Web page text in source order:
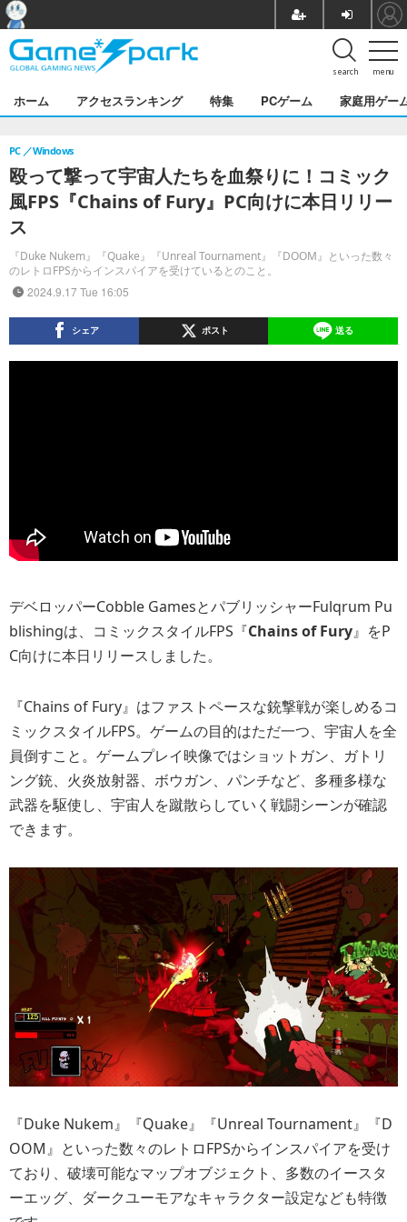
menu
search
ホーム アクセスランキング 特集 PCゲーム 家庭用ゲー
殴って撃って宇宙人たちを血祭りに！コミック
風FPS『Chains of Fury』PC向けに本日リリー
ス
『Duke Nukem』『Quake』『Unreal Tournament』『DOOM』といった数々
のレトロFPSからインスパイアを受けているとのこと。
PC Windows
2024.9.17 Tue 16:05
シェア ポスト 送る
デベロッパーCobble GamesとパブリッシャーFulqrum Pu
blishingは、コミックスタイルFPS『Chains of Fury』をP
C向けに本日リリースしました。
『Chains of Fury』はファストペースな銃撃戦が楽しめるコ
ミックスタイルFPS。ゲームの目的はただ一つ、宇宙人を全
員倒すこと。ゲームプレイ映像ではショットガン、ガトリ
ング銃、火炎放射器、ボウガン、パンチなど、多種多様な
武器を駆使し、宇宙人を蹴散らしていく戦闘シーンが確認
できます。
『Duke Nukem』『Quake』『Unreal Tournament』『D
OOM』といった数々のレトロFPSからインスパイアを受け
ており、破壊可能なマップオブジェクト、多数のイースタ
ーエッグ、ダークユーモアなキャラクター設定なども特徴